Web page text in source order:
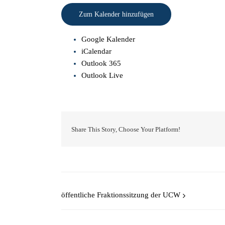
Zum Kalender hinzufügen
Google Kalender
iCalendar
Outlook 365
Outlook Live
Share This Story, Choose Your Platform!
öffentliche Fraktionssitzung der UCW